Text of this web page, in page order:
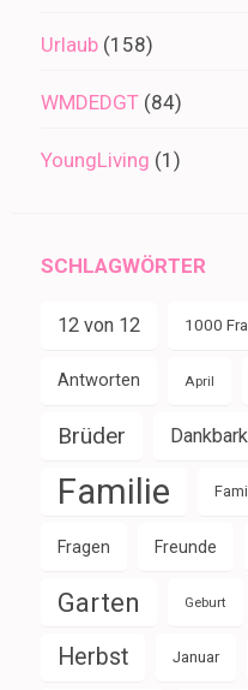
Urlaub (158)
WMDEDGT (84)
YoungLiving (1)
SCHLAGWÖRTER
12 von 12 1000
Antworten April
Brüder
Familie
Fragen Freunde
Garten Geburt
Herbst Januar